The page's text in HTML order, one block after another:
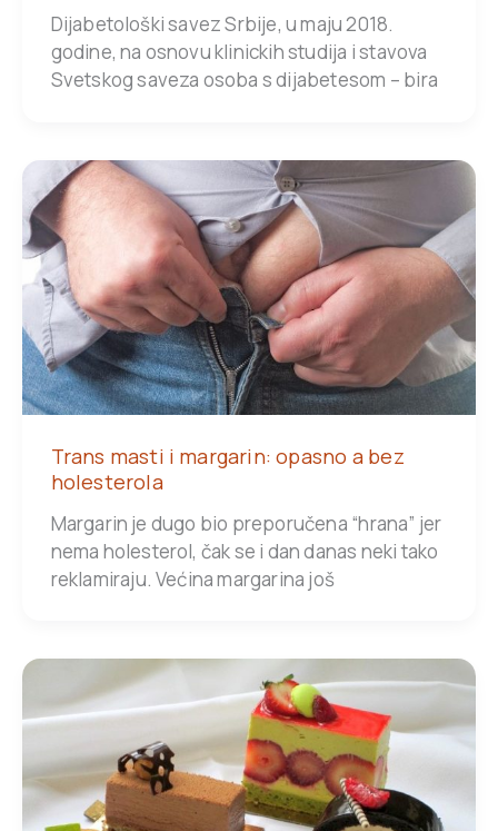
Dijabetološki savez Srbije, u maju 2018.
godine, na osnovu klinickih studija i stavova
Svetskog saveza osoba s dijabetesom – bira
Trans masti i margarin: opasno a bez
holesterola
Margarin je dugo bio preporučena “hrana” jer
nema holesterol, čak se i dan danas neki tako
reklamiraju. Većina margarina još